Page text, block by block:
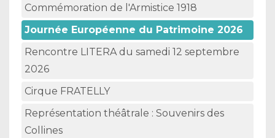
Commémoration de l'Armistice 1918
Journée Européenne du Patrimoine 2026
Rencontre LITERA du samedi 12 septembre
2026
Cirque FRATELLY
Représentation théâtrale : Souvenirs des
Collines